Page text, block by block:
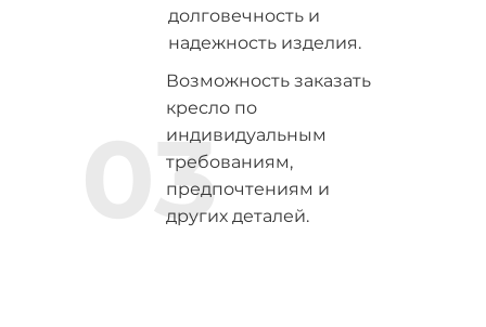
долговечность и
надежность изделия.
Возможность заказать
кресло по
индивидуальным
требованиям,
предпочтениям и
других деталей.
03